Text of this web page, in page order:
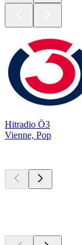
Hitradio Ö3
Vienne, Pop